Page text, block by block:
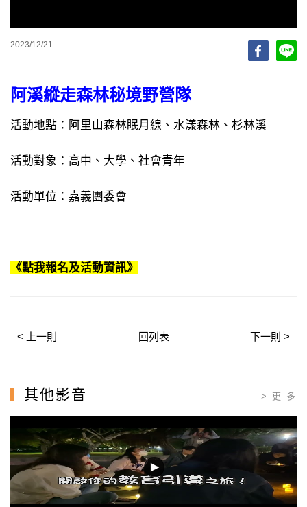
2023/12/21
阿溪縱走森林秘境野營隊
活動地點：阿里山森林眠月線、水漾森林、杉林溪
活動對象：高中、大學、社會青年
活動單位：嘉義團委會
《點我報名及活動資訊》
< 上一則 回列表 下一則 >
其他影音 > 更 多